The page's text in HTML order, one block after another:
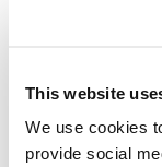
This website
We use cookies
provide social
5